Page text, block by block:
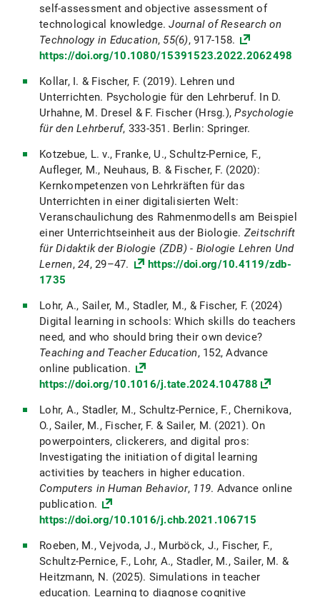
self-assessment and objective assessment of
technological knowledge.Journal of Research on
Technology in Education, 55(6), 917-158.
https://doi.org/10.1080/15391523.2022.2062498
Kollar, I. & Fischer, F. (2019). Lehren und
Unterrichten. Psychologie für den Lehrberuf. In D.
Urhahne, M. Dresel & F. Fischer (Hrsg.),Psychologie
für den Lehrberuf, 333-351. Berlin: Springer.
Kotzebue, L. v., Franke, U., Schultz-Pernice, F.,
Aufleger, M., Neuhaus, B. & Fischer, F. (2020):
Kernkompetenzen von Lehrkräften für das
Unterrichten in einer digitalisierten Welt:
Veranschaulichung des Rahmenmodells am Beispiel
einer Unterrichtseinheit aus der Biologie. Zeitschrift
für Didaktik der Biologie (ZDB) - Biologie Lehren Und
Lernen, 24, 29–47.
https://doi.org/10.4119/zdb-
1735
Lohr, A., Sailer, M., Stadler, M., & Fischer, F. (2024)
Digital learning in schools: Which skills do teachers
need, and who should bring their own device?
Teaching and Teacher Education, 152, Advance
online publication.
https://doi.org/10.1016/j.tate.2024.104788
Lohr, A., Stadler, M., Schultz-Pernice, F., Chernikova,
O., Sailer, M., Fischer, F. & Sailer, M. (2021). On
powerpointers, clickerers, and digital pros:
Investigating the initiation of digital learning
activities by teachers in higher education.
Computers in Human Behavior, 119. Advance online
publication.
https://doi.org/10.1016/j.chb.2021.106715
Roeben, M., Vejvoda, J., Murböck, J., Fischer, F.,
Schultz-Pernice, F., Lohr, A., Stadler, M., Sailer, M. &
Heitzmann, N. (2025). Simulations in teacher
education. Learning to diagnose cognitive